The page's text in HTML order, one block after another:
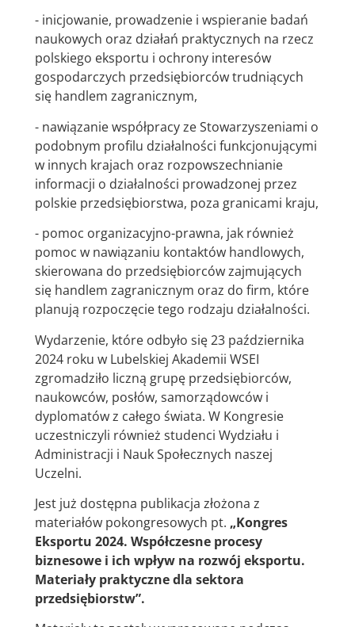
- inicjowanie, prowadzenie i wspieranie badań
naukowych oraz działań praktycznych na rzecz
polskiego eksportu i ochrony interesów
gospodarczych przedsiębiorców trudniących
się handlem zagranicznym,
- nawiązanie współpracy ze Stowarzyszeniami o
podobnym profilu działalności funkcjonującymi
w innych krajach oraz rozpowszechnianie
informacji o działalności prowadzonej przez
polskie przedsiębiorstwa, poza granicami kraju,
- pomoc organizacyjno-prawna, jak również
pomoc w nawiązaniu kontaktów handlowych,
skierowana do przedsiębiorców zajmujących
się handlem zagranicznym oraz do firm, które
planują rozpoczęcie tego rodzaju działalności.
Wydarzenie, które odbyło się 23 października
2024 roku w Lubelskiej Akademii WSEI
zgromadziło liczną grupę przedsiębiorców,
naukowców, posłów, samorządowców i
dyplomatów z całego świata. W Kongresie
uczestniczyli również studenci Wydziału i
Administracji i Nauk Społecznych naszej
Uczelni.
Jest już dostępna publikacja złożona z
materiałów pokongresowych pt. „Kongres
Eksportu 2024. Współczesne procesy
biznesowe i ich wpływ na rozwój eksportu.
Materiały praktyczne dla sektora
przedsiębiorstw”.